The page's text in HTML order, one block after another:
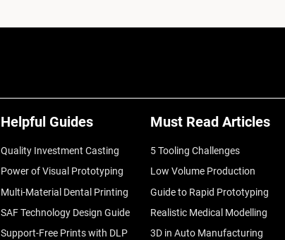
Helpful Guides
Quality Investment Casting
Power of Visual Prototyping
Multi-Material Dental Printing
SAF Technology Design Guide
Support-Free Prints with DLP
Must Read Articles
5 Tooling Challenges
Low Volume Production
Guide to Rapid Prototyping
Realistic Medical Modelling
3D in Auto Manufacturing